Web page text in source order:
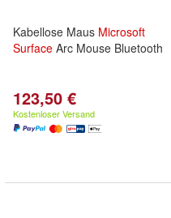
Kabellose Maus Microsoft
Surface Arc Mouse Bluetooth
123,50 €
Kostenloser Versand